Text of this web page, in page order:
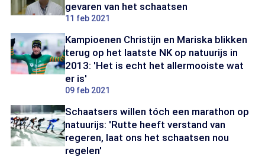
gevaren van het schaatsen
11 feb 2021
Kampioenen Christijn en Mariska blikken
terug op het laatste NK op natuurijs in
2013: 'Het is echt het allermooiste wat
er is'
09 feb 2021
Schaatsers willen tóch een marathon op
natuurijs: 'Rutte heeft verstand van
regeren, laat ons het schaatsen nou
regelen'